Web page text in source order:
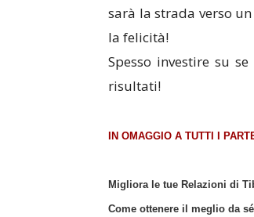
sarà la strada verso
la felicità!
Spesso investire su
risultati!
IN OMAGGIO A TUTTI I
Migliora le tue Relazioni di
Come ottenere il meglio da